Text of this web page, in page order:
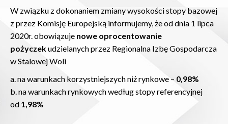
W związku z dokonaniem zmiany wysokości stopy bazowej
z przez Komisję Europejską informujemy, że od dnia 1 lipca
2020r. obowiązuje nowe oprocentowanie
pożyczekudzielanych przez Regionalna Izbę Gospodarcza
w Stalowej Woli
a. na warunkach korzystniejszych niż rynkowe – 0,98%
b. na warunkach rynkowych według stopy referencyjnej
od 1,98%